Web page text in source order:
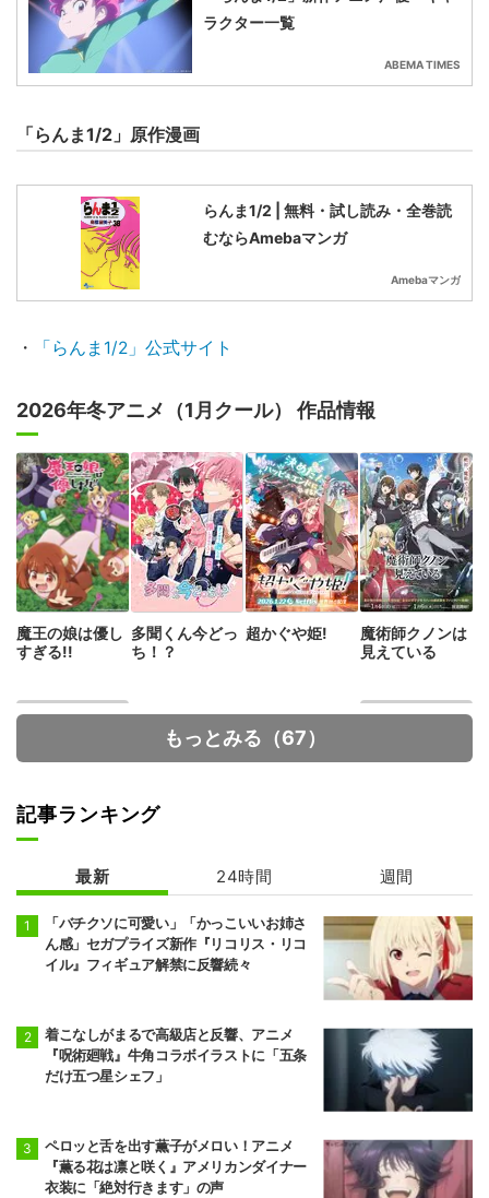
ラクター一覧
ABEMA TIMES
「らんま1/2」原作漫画
らんま1/2 | 無料・試し読み・全巻読
むならAmebaマンガ
Amebaマンガ
・ 「らんま1/2」公式サイト
2026年冬アニメ（1月クール） 作品情報
魔王の娘は優し
すぎる!!
多聞くん今どっ
ち！？
超かぐや姫!
魔術師クノンは
見えている
転生したらドラ
ゴンの卵だった
29歳独身中堅冒
険者の日常
もっとみる（67）
記事ランキング
最新 24時間 週間
「バチクソに可愛い」「かっこいいお姉さ
ん感」セガプライズ新作『リコリス・リコ
イル』フィギュア解禁に反響続々
着こなしがまるで高級店と反響、アニメ
『呪術廻戦』牛角コラボイラストに「五条
だけ五つ星シェフ」
ペロッと舌を出す薫子がメロい！アニメ
『薫る花は凛と咲く』アメリカンダイナー
衣装に「絶対行きます」の声